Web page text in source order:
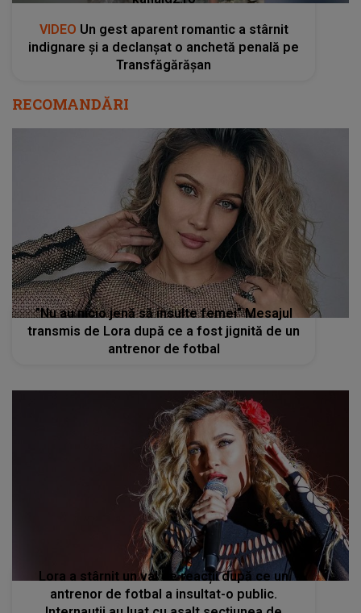
VIDEO Un gest aparent romantic a stârnit
indignare și a declanșat o anchetă penală pe
Transfăgărășan
RECOMANDĂRI
”Nu au nicio jenă să insulte femei” Mesajul
transmis de Lora după ce a fost jignită de un
antrenor de fotbal
Lora a stârnit un val de reacții după ce un
antrenor de fotbal a insultat-o public.